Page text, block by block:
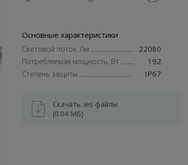
Основные характеристики
Световой поток, Лм 22080
Потребляемая мощность, Вт 192
Степень защиты IP67
Скачать .ies файлы
(0.04 Мб)